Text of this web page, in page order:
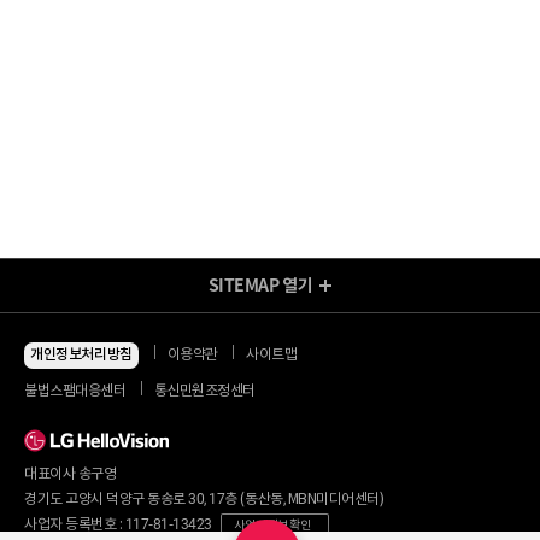
지금 최저가
인터넷+TV
인터넷 요금제
TV 요금제
인터넷
요금제
인터넷+모바일
왜 헬로비전일까요?
직영몰 단독 혜택
SITEMAP 열기
개인정보처리방침 이용약관 사이트맵
불법스팸대응센터 통신민원조정센터
대표이사 송구영
경기도 고양시 덕양구 동송로 30, 17층 (동산동, MBN미디어센터)
사업자 등록번호 : 117-81-13423
사업자 정보 확인